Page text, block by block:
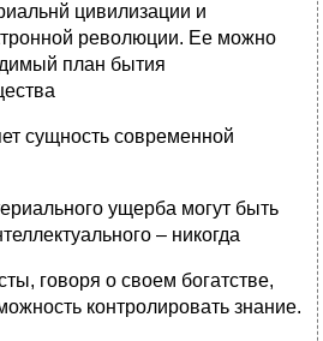
цивилизации и
революции. Ее можно
план бытия
сущность современной
ущерба могут быть
– никогда
говоря о своем богатстве,
контролировать знание.